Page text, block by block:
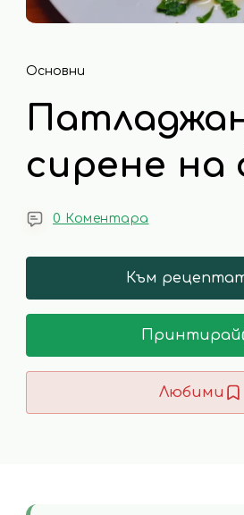
Основни
сирене на
0 Коментара
Към
Принтирай
Любими